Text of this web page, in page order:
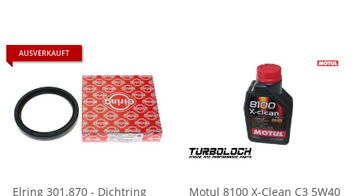
AUSVERKAUFT
Elring 301.870 - Dichtring
Motul 8100 X-Clean C3 5W40